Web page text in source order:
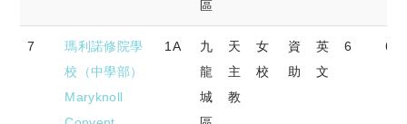
區
7
瑪利諾修院學
校（中學部）
Maryknoll
1A
九
龍
城
天
主
教
女
校
資
助
英
文
6